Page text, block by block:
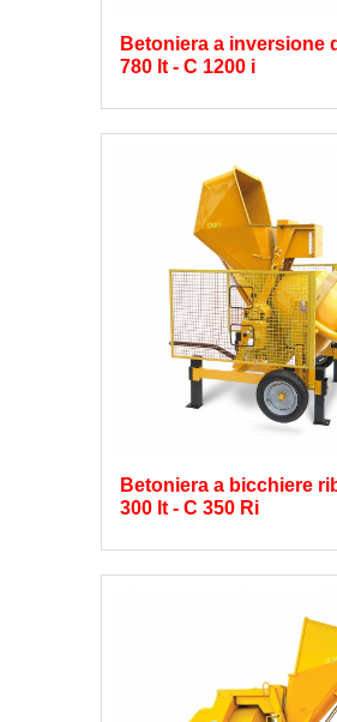
Betoniera a inversione
780 lt - C 1200 i
Betoniera a bicchiere
300 lt - C 350 Ri